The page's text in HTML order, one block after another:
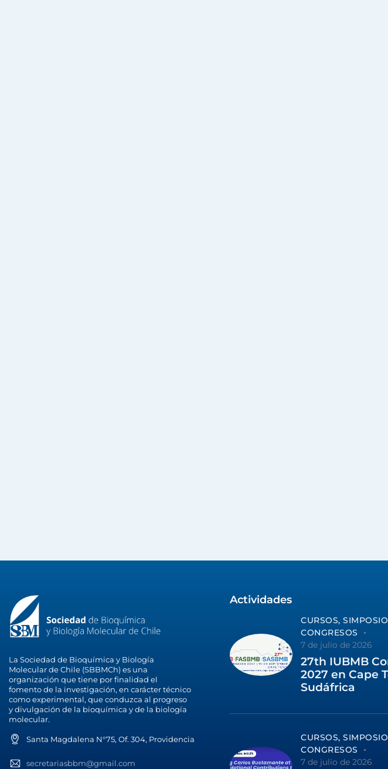
La Sociedad de Bioquímica y Biología
Molecular de Chile (SBBMCh) es una
organización que tiene por finalidad el
fomento de la investigación, en carácter técnico
como experimental, que conduzca al progreso
y divulgación de la bioquímica y de la biología
molecular.
Santa Magdalena N°75, Of. 304, Providencia
secretariasbbm@gmail.com
Actividades
CURSOS,
CONGRESOS
7 de julio de 2026
27th IUBMB
2027 en Cape
Sudáfrica
CURSOS,
CONGRESOS
7 de julio de 2026